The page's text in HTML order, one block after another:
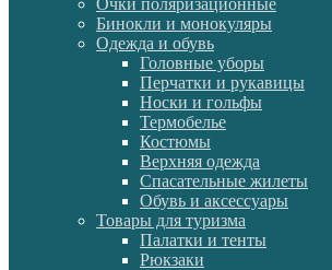
Очки поляризационные
Бинокли и монокуляры
Одежда и обувь
Головные уборы
Перчатки и рукавицы
Носки и гольфы
Термобелье
Костюмы
Верхняя одежда
Спасательные жилеты
Обувь и аксессуары
Товары для туризма
Палатки и тенты
Рюкзаки